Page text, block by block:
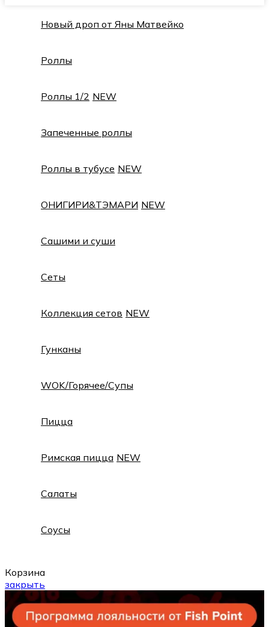
Новый дроп от Яны Матвейко
Роллы
Роллы 1/2 NEW
Запеченные роллы
Роллы в тубусе NEW
ОНИГИРИ&ТЭМАРИ NEW
Сашими и суши
Сеты
Коллекция сетов NEW
Гунканы
WOK/Горячее/Супы
Пицца
Римская пицца NEW
Салаты
Соусы
Корзина
закрыть